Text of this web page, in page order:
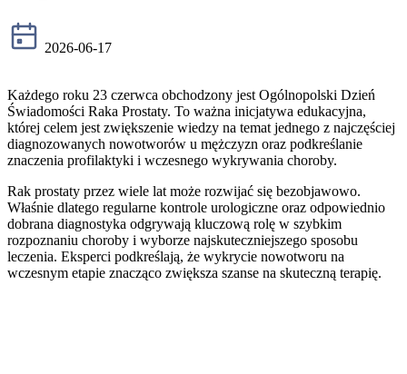
2026-06-17
Każdego roku 23 czerwca obchodzony jest Ogólnopolski Dzień
Świadomości Raka Prostaty. To ważna inicjatywa edukacyjna,
której celem jest zwiększenie wiedzy na temat jednego z najczęściej
diagnozowanych nowotworów u mężczyzn oraz podkreślanie
znaczenia profilaktyki i wczesnego wykrywania choroby.
Rak prostaty przez wiele lat może rozwijać się bezobjawowo.
Właśnie dlatego regularne kontrole urologiczne oraz odpowiednio
dobrana diagnostyka odgrywają kluczową rolę w szybkim
rozpoznaniu choroby i wyborze najskuteczniejszego sposobu
leczenia. Eksperci podkreślają, że wykrycie nowotworu na
wczesnym etapie znacząco zwiększa szanse na skuteczną terapię.